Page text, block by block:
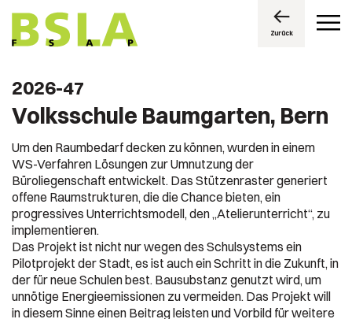
Zurück
2026-47
Volksschule Baumgarten, Bern
Um den Raumbedarf decken zu können, wurden in einem
WS-Verfahren Lösungen zur Umnutzung der
Büroliegenschaft entwickelt. Das Stützenraster generiert
offene Raumstrukturen, die die Chance bieten, ein
progressives Unterrichtsmodell, den „Atelierunterricht“, zu
implementieren.
Das Projekt ist nicht nur wegen des Schulsystems ein
Pilotprojekt der Stadt, es ist auch ein Schritt in die Zukunft, in
der für neue Schulen best. Bausubstanz genutzt wird, um
unnötige Energieemissionen zu vermeiden. Das Projekt will
in diesem Sinne einen Beitrag leisten und Vorbild für weitere